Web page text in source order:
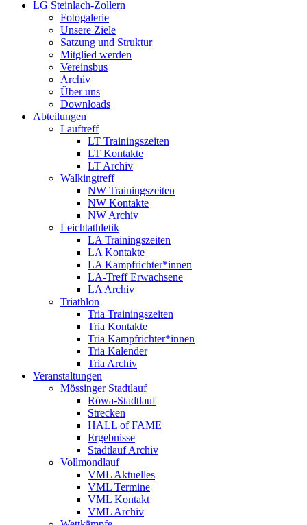
LG Steinlach-Zollern
Fotogalerie
Unsere Ziele
Satzung und Struktur
Mitglied werden
Vereinsbus
Archiv
Über uns
Downloads
Abteilungen
Lauftreff
LT Trainingszeiten
LT Kontakte
LT Archiv
Walkingtreff
NW Trainingszeiten
NW Kontakte
NW Archiv
Leichtathletik
LA Trainingszeiten
LA Kontakte
LA Kampfrichter*innen
LA-Treff Erwachsene
LA Archiv
Triathlon
Tria Trainingszeiten
Tria Kontakte
Tria Kampfrichter*innen
Tria Kalender
Tria Archiv
Veranstaltungen
Mössinger Stadtlauf
Röwa-Stadtlauf
Strecken
HALL of FAME
Ergebnisse
Stadtlauf Archiv
Vollmondlauf
VML Aktuelles
VML Termine
VML Kontakt
VML Archiv